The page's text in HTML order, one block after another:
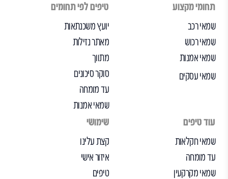
תחומי מקצוע
שמאי רכב
שמאי רכוש
שמאי אמנות
שמאי עסקים
טיפים לפי תחומים
יועץ משכנתאות
מאתר נזילות
מתווך
סוקר סיכונים
עד מומחה
שמאי אמנות
עוד טיפים
שמאי חקלאות
עד מומחה
שמאי מקרקעין
שימושי
קצת עלינו
איזור אישי
טיפים